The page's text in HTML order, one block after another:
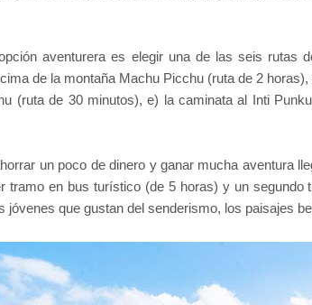
aventurera es elegir una de las seis
de la montaña Machu Picchu (ruta de 2
(ruta de 30 minutos), e) la caminata al Inti
un poco de dinero y ganar mucha aventura
tramo en bus turístico (de 5 horas) y un
jóvenes que gustan del senderismo, los paisajes